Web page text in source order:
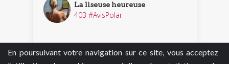
En poursuivant votre navigation sur ce site, vous acceptez
La liseuse heureuse
403 #AvisPolar
Découvrir nos enquêteurs